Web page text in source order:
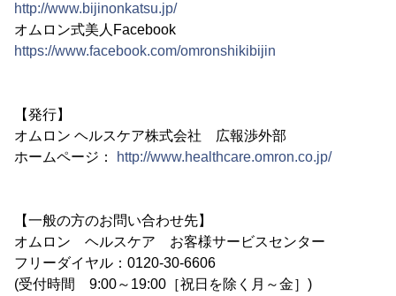
http://www.bijinonkatsu.jp/
オムロン式美人Facebook
https://www.facebook.com/omronshikibijin
【発行】
オムロン ヘルスケア株式会社 広報渉外部
ホームページ：
http://www.healthcare.omron.co.jp/
【一般の方のお問い合わせ先】
オムロン ヘルスケア お客様サービスセンター
フリーダイヤル：0120-30-6606
(受付時間 9:00～19:00［祝日を除く月～金］)